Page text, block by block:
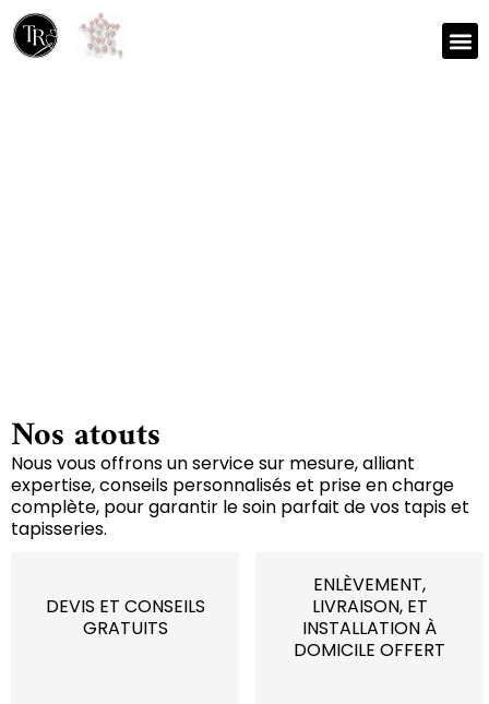
Nos atouts
Nous vous offrons un service sur mesure, alliant
expertise, conseils personnalisés et prise en charge
complète, pour garantir le soin parfait de vos tapis et
tapisseries.
DEVIS ET CONSEILS
GRATUITS
ENLÈVEMENT,
LIVRAISON, ET
INSTALLATION À
DOMICILE OFFERT